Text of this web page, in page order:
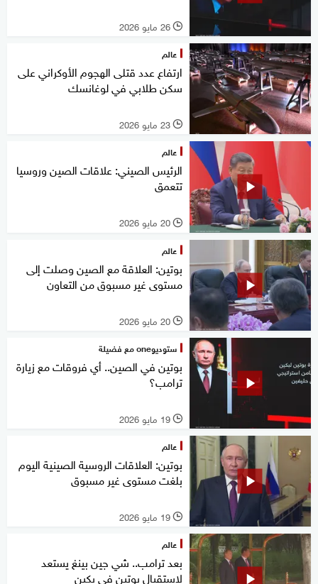
l 26 مايو 2026
عالم
ارتفاع عدد قتلى الهجوم الأوكراني على
سكن طلابي في لوغانسك
l 23 مايو 2026
عالم
الرئيس الصيني: علاقات الصين وروسيا
تتعمق
l 20 مايو 2026
عالم
بوتين: العلاقة مع الصين وصلت إلى
مستوى غير مسبوق من التعاون
l 20 مايو 2026
ستوديوone مع فضيلة
بوتين في الصين.. أي فروقات مع زيارة
ترامب؟
l 19 مايو 2026
عالم
بوتين: العلاقات الروسية الصينية اليوم
بلغت مستوى غير مسبوق
l 19 مايو 2026
عالم
بعد ترامب.. شي جين بينغ يستعد
لاستقبال بوتين في بكين